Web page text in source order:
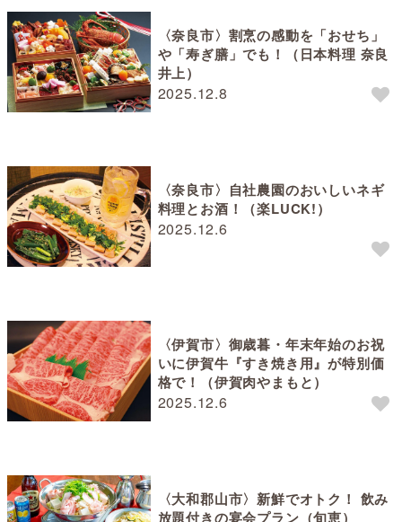
2025.12.8
〈奈良市〉割烹の感動を「おせち」
や「寿ぎ膳」でも！（日本料理 奈良
井上）
2025.12.6
〈奈良市〉自社農園のおいしいネギ
料理とお酒！（楽LUCK!）
2025.12.6
〈伊賀市〉御歳暮・年末年始のお祝
いに伊賀牛『すき焼き用』が特別価
格で！（伊賀肉やまもと）
〈大和郡山市〉新鮮でオトク！ 飲み
放題付きの宴会プラン（旬恵）